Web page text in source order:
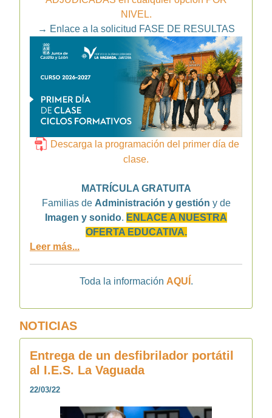
NIVEL.
→ Enlace a la solicitud FASE DE RESULTAS
Descarga la programación del primer día de
clase.
MATRÍCULA GRATUITA
Familias de Administración y gestión y de
Imagen y sonido. ENLACE A NUESTRA
OFERTA EDUCATIVA.
Leer más...
Toda la información AQUÍ .
NOTICIAS
Entrega de un desfibrilador portátil
al I.E.S. La Vaguada
22/03/22